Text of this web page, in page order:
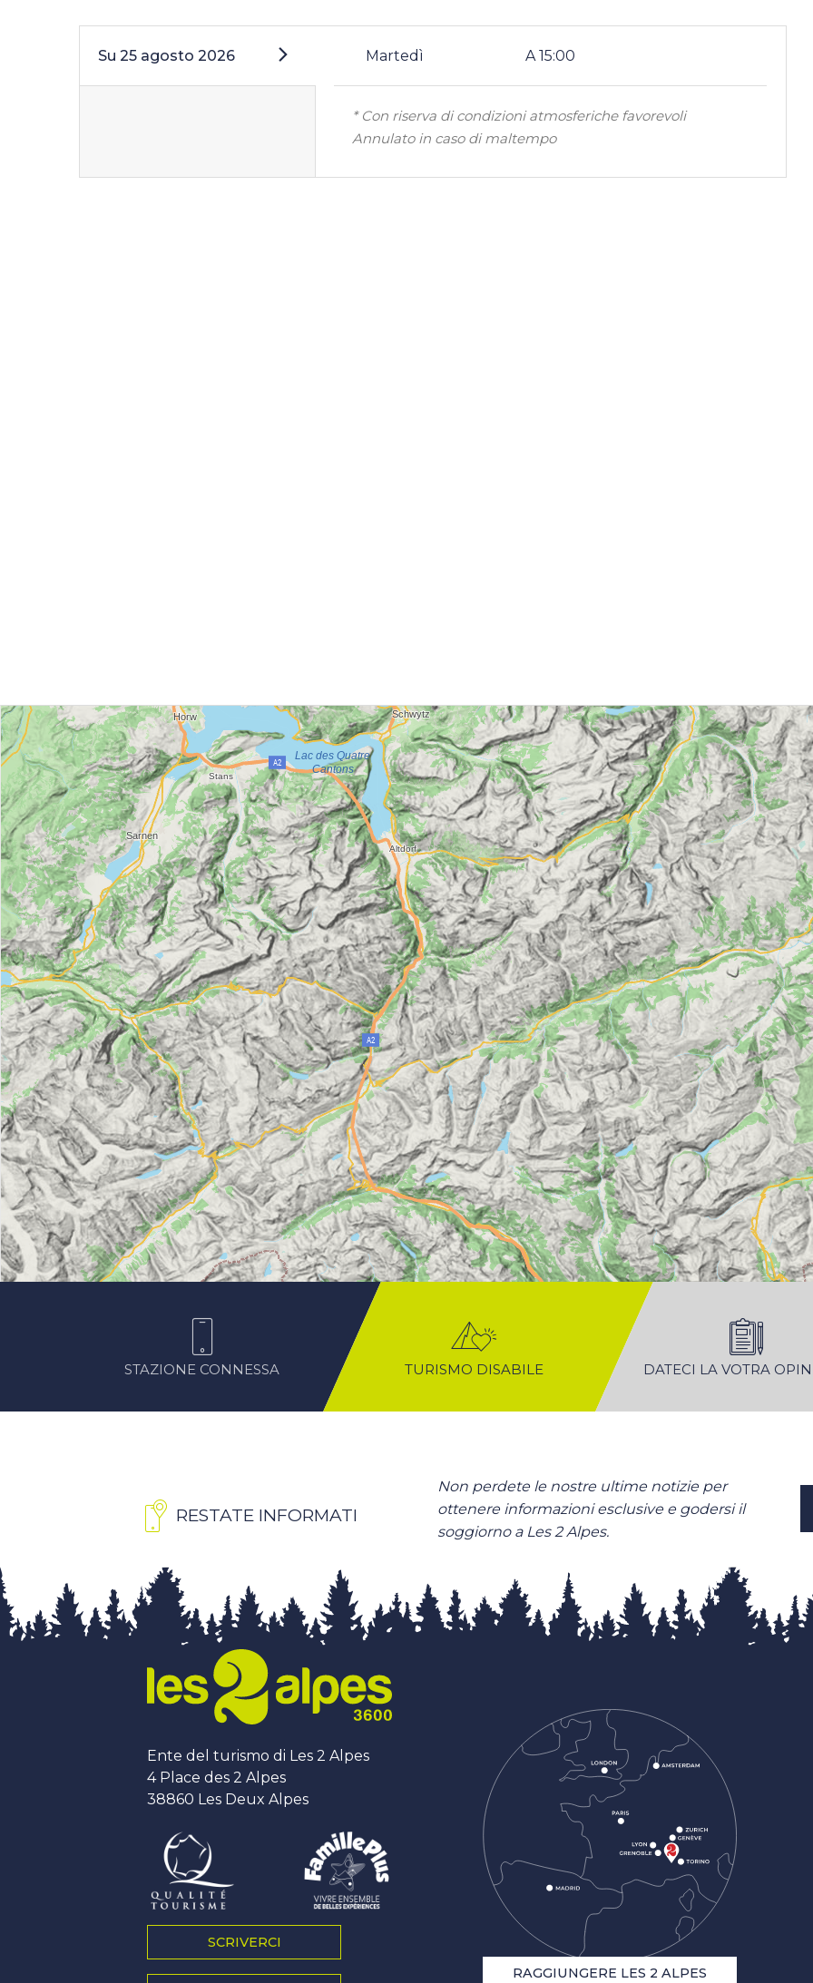
Su 25 agosto 2026 Martedì A 15:00
* Con riserva di condizioni atmosferiche favorevoli
Annulato in caso di maltempo
STAZIONE CONNESSA TURISMO DISABILE DATECI LA VOTRA
RESTATE INFORMATI
Non perdete le nostre ultime notizie per
ottenere informazioni esclusive e godersi il
soggiorno a Les 2 Alpes.
Ente del turismo di Les 2 Alpes
4 Place des 2 Alpes
38860 Les Deux Alpes
SCRIVERCI
RAGGIUNGERE LES 2 ALPES